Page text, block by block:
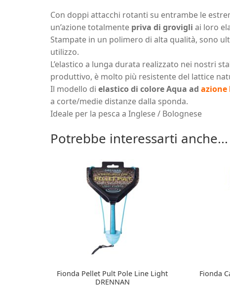
Con doppi attacchi rotanti su entrambe le
un’azione totalmente priva di grovigli ai loro
Stampate in un polimero di alta qualità, sono
utilizzo.
L’elastico a lunga durata realizzato nei nostri
produttivo, è molto più resistente del lattice
Il modello di elastico di colore Aqua ad
a corte/medie distanze dalla sponda.
Ideale per la pesca a Inglese / Bolognese
Potrebbe interessarti anche...
Fionda Pellet Pult Pole Line Light
DRENNAN
Fionda